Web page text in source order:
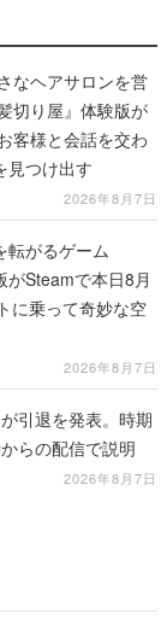
なヘアサロンを営
切り屋』体験版が
客様と会話を交わ
見つけ出す
2026年8月7日
転がるゲーム
がSteamで本日8月
に乗って奇妙な空
2026年8月7日
引退を発表。時期
らの配信で説明
2026年8月7日